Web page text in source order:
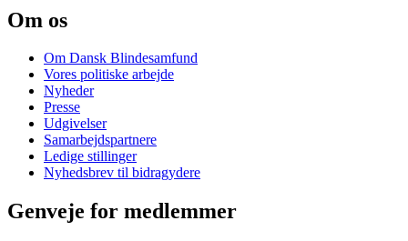
Om os
Om Dansk Blindesamfund
Vores politiske arbejde
Nyheder
Presse
Udgivelser
Samarbejdspartnere
Ledige stillinger
Nyhedsbrev til bidragydere
Genveje for medlemmer